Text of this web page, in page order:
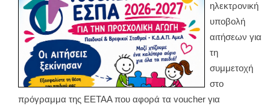
ηλεκτρονική
υποβολή
αιτήσεων για
τη
συμμετοχή
στο
πρόγραμμα της ΕΕΤΑΑ που αφορά τα voucher για